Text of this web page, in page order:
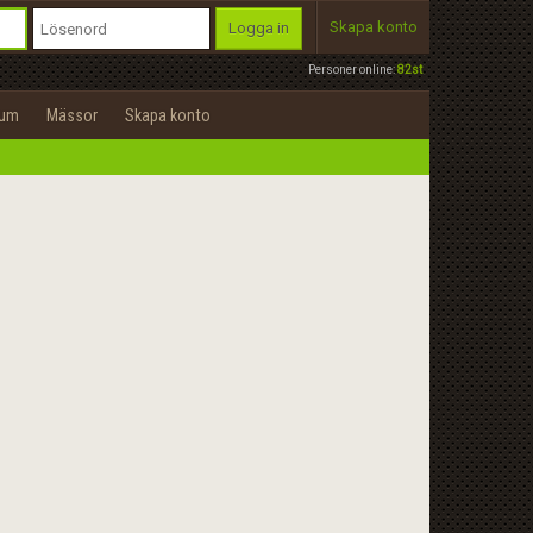
Personer online:82st
Logga in Skapa konto
Mässor Skapa konto